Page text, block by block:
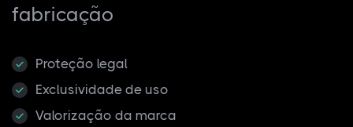
fabricação
Proteção legal
Exclusividade de uso
Valorização da marca